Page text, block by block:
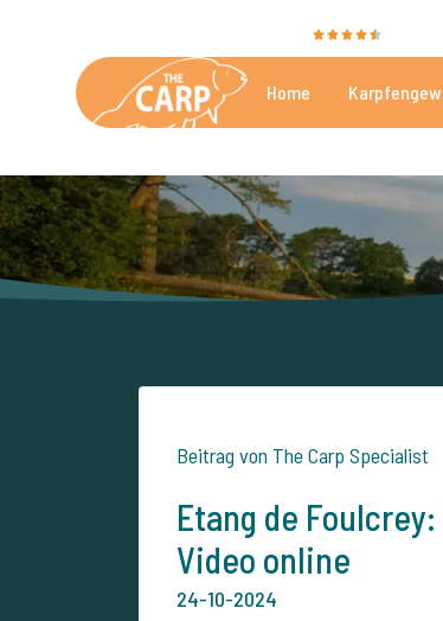
Home
Beitrag von The Carp Specialist
Etang de
Video online
24-10-2024